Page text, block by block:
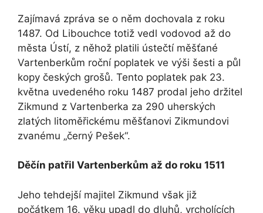
Zajímavá zpráva se o něm dochovala z roku
1487. Od Libouchce totiž vedl vodovod až do
města Ústí, z něhož platili ústečtí měšťané
Vartenberkům roční poplatek ve výši šesti a půl
kopy českých grošů. Tento poplatek pak 23.
května uvedeného roku 1487 prodal jeho držitel
Zikmund z Vartenberka za 290 uherských
zlatých litoměřickému měšťanovi Zikmundovi
zvanému „černý Pešek“.
Děčín patřil Vartenberkům až do roku 1511
Jeho tehdejší majitel Zikmund však již
počátkem 16. věku upadl do dluhů, vrcholících